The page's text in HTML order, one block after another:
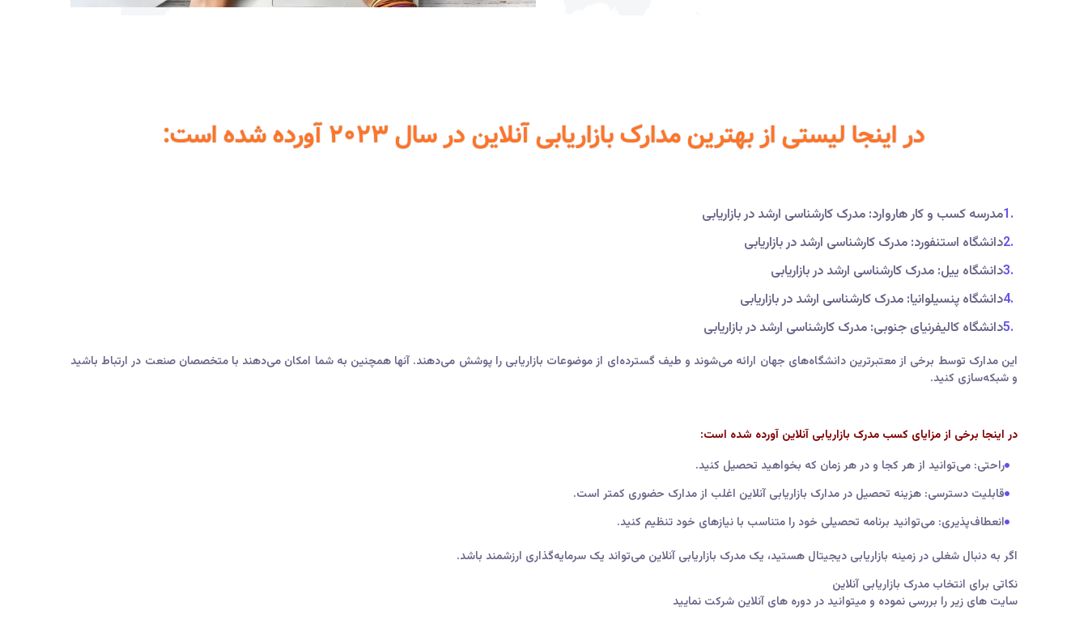
در اینجا لیستی از بهترین مدارک بازاریابی آنلاین در سال ۲۰۲۳ آورده شده است:
مدرسه کسب و کار هاروارد: مدرک کارشناسی ارشد در بازاریابی
دانشگاه استنفورد: مدرک کارشناسی ارشد در بازاریابی
دانشگاه ییل: مدرک کارشناسی ارشد در بازاریابی
دانشگاه پنسیلوانیا: مدرک کارشناسی ارشد در بازاریابی
دانشگاه کالیفرنیای جنوبی: مدرک کارشناسی ارشد در بازاریابی
این مدارک توسط برخی از معتبرترین دانشگاه‌های جهان ارائه می‌شوند و طیف گسترده‌ای از موضوعات بازاریابی را پوشش می‌دهند. آنها همچنین به شما امکان می‌دهند با متخصصان صنعت در ارتباط باشید
و شبکه‌سازی کنید.
در اینجا برخی از مزایای کسب مدرک بازاریابی آنلاین آورده شده است:
راحتی: می‌توانید از هر کجا و در هر زمان که بخواهید تحصیل کنید.
قابلیت دسترسی: هزینه تحصیل در مدارک بازاریابی آنلاین اغلب از مدارک حضوری کمتر است.
انعطاف‌پذیری: می‌توانید برنامه تحصیلی خود را متناسب با نیازهای خود تنظیم کنید.
اگر به دنبال شغلی در زمینه بازاریابی دیجیتال هستید، یک مدرک بازاریابی آنلاین می‌تواند یک سرمایه‌گذاری ارزشمند باشد.
نکاتی برای انتخاب مدرک بازاریابی آنلاین
سایت های زیر را بررسی نموده و میتوانید در دوره های آنلاین شرکت نمایید